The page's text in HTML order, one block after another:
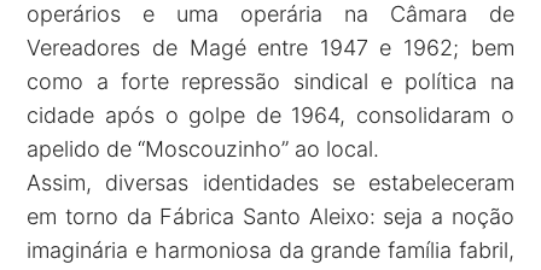
operários e uma operária na Câmara de
Vereadores de Magé entre 1947 e 1962; bem
como a forte repressão sindical e política na
cidade após o golpe de 1964, consolidaram o
apelido de “Moscouzinho” ao local.
Assim, diversas identidades se estabeleceram
em torno da Fábrica Santo Aleixo: seja a noção
imaginária e harmoniosa da grande família fabril,